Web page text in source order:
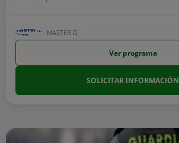
MASTER D
Ver programa
SOLICITAR INFORMACIÓN